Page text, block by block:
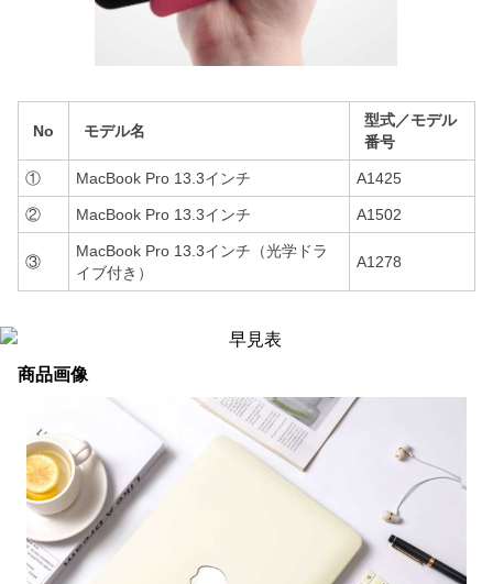
No モデル名
型式／モデル
番号
① MacBook Pro 13.3インチ A1425
② MacBook Pro 13.3インチ A1502
③
MacBook Pro 13.3インチ（光学ドラ
イブ付き）
A1278
商品画像